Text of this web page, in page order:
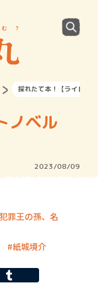
採れたて本！【ライトノ
ノベル
2023/08/09
罪王の孫、名
紙城境介